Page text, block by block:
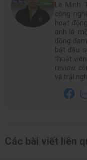
Lê Minh
công
hoạt
anh là
đồng
bắt đầu
thuật
review
và trải
Các bài viết liên